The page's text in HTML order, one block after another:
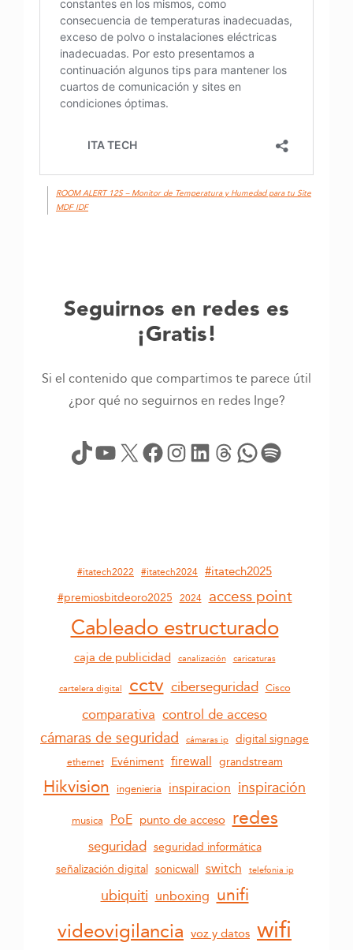
ROOM ALERT 12S – Monitor de Temperatura y Humedad para tu Site
MDF IDF
Seguirnos en redes es
¡Gratis!
Si el contenido que compartimos te parece útil
¿por qué no seguirnos en redes Inge?
TikTok
YouTube
X Facebook
Instagram
LinkedIn
Threads
WhatsApp
Spotify
#itatech2022 #itatech2024 #itatech2025
#premiosbitdeoro2025 2024 access point
Cableado estructurado
caja de publicidad canalización caricaturas
cartelera digital cctv ciberseguridad Cisco
comparativa control de acceso
cámaras de seguridad cámaras ip digital signage
ethernet Evéniment firewall grandstream
Hikvision ingenieria inspiracion inspiración
musica PoE punto de acceso redes
seguridad seguridad informática
señalización digital sonicwall switch telefonia ip
ubiquiti unboxing unifi
videovigilancia voz y datos wifi